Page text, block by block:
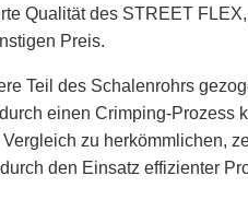
Qualität des STREET
Preis.
Teil des Schalenrohrs
einen Crimping-Prozess
zu herkömmlichen,
den Einsatz effizienter